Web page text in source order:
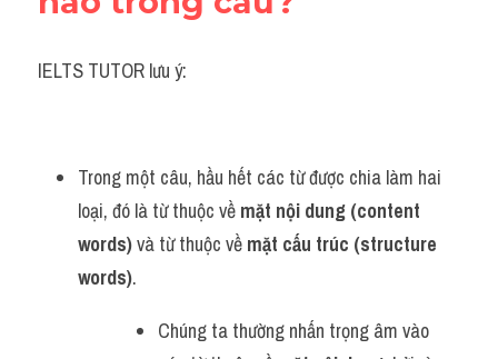
IELTS TUTOR lưu ý:
Trong một câu, hầu hết các từ được chia làm hai
loại, đó là từ thuộc về mặt nội dung (content
words) và từ thuộc về mặt cấu trúc (structure
words).
Chúng ta thường nhấn trọng âm vào